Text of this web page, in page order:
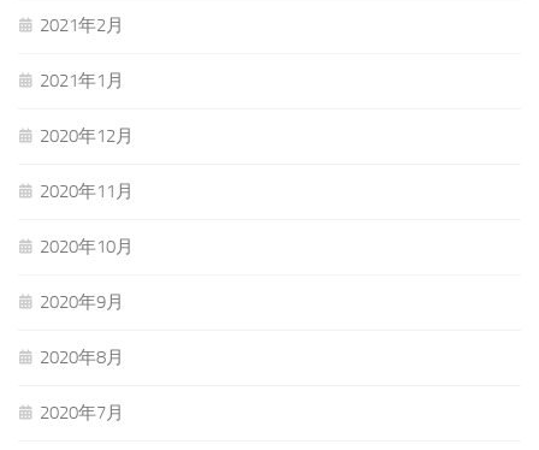
2021年2月
2021年1月
2020年12月
2020年11月
2020年10月
2020年9月
2020年8月
2020年7月